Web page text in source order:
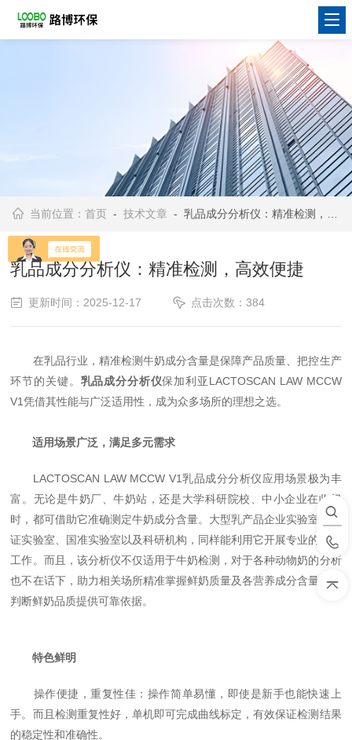
当前位置：首页 -技术文章 - 乳品成分分析仪：精准检测，高效便捷
乳品成分分析仪：精准检测，高效便捷
更新时间：2025-12-17 点击次数：384
在乳品行业，精准检测牛奶成分含量是保障产品质量、把控生产
环节的关键。 乳品成分分析仪保加利亚LACTOSCAN LAW MCCW
V1凭借其性能与广泛适用性，成为众多场所的理想之选。
适用场景广泛，满足多元需求
LACTOSCAN LAW MCCW V1乳品成分分析仪应用场景极为丰
富。无论是牛奶厂、牛奶站，还是大学科研院校、中小企业在收奶
时，都可借助它准确测定牛奶成分含量。大型乳产品企业实验室、认
证实验室、国准实验室以及科研机构，同样能利用它开展专业的检测
工作。而且，该分析仪不仅适用于牛奶检测，对于各种动物奶的分析
也不在话下，助力相关场所精准掌握鲜奶质量及各营养成分含量，为
判断鲜奶品质提供可靠依据。
特色鲜明
操作便捷，重复性佳：操作简单易懂，即使是新手也能快速上
手。而且检测重复性好，单机即可完成曲线标定，有效保证检测结果
的稳定性和准确性。